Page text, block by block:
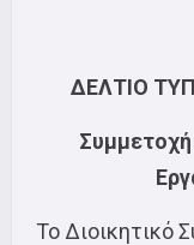
ΔΕΛΤΙΟ
Συμμετοχή
Το Διοικητικό